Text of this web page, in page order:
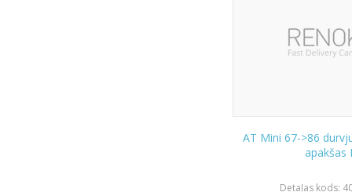
AT Mini 67->86
apakšas
Detaļas kods: